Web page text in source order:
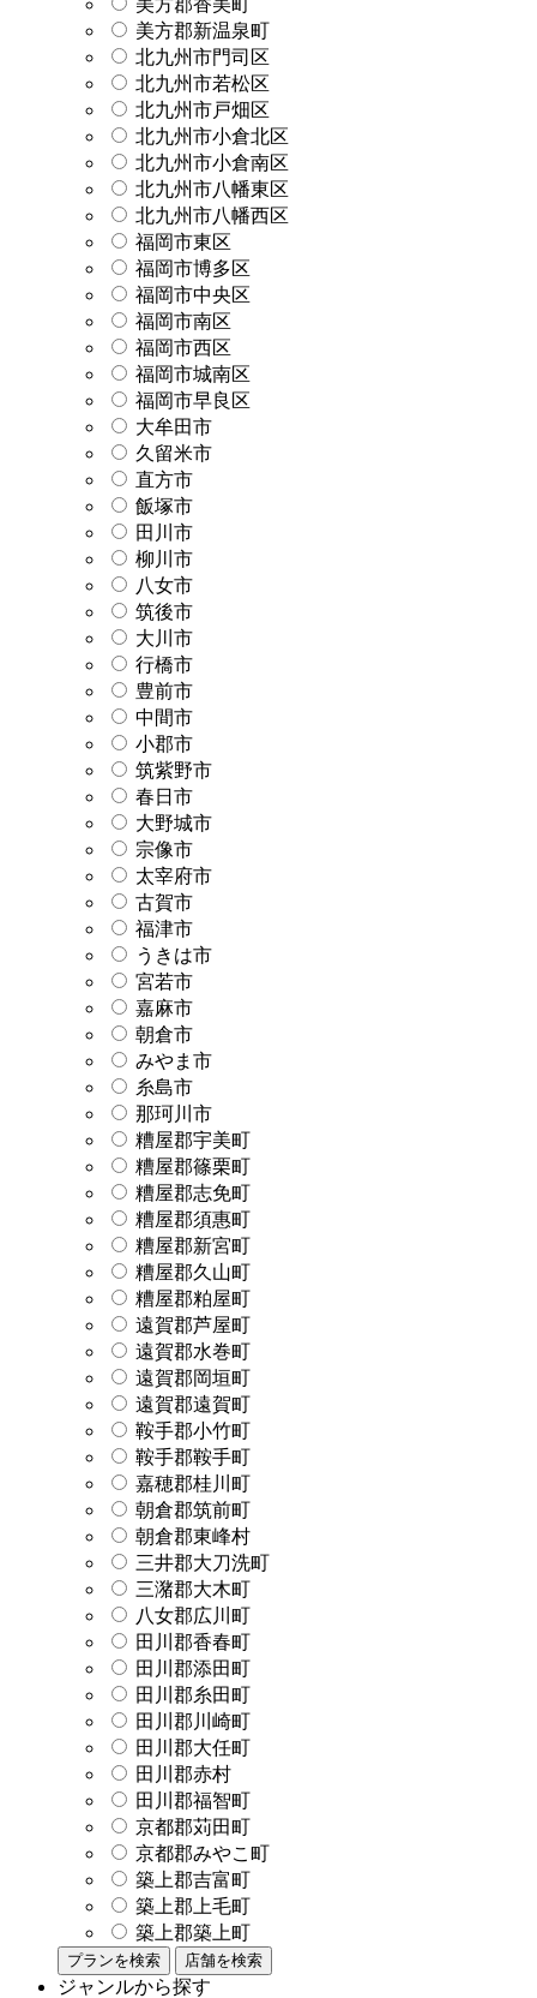
美方郡新温泉町
北九州市門司区
北九州市若松区
北九州市戸畑区
北九州市小倉北区
北九州市小倉南区
北九州市八幡東区
北九州市八幡西区
福岡市東区
福岡市博多区
福岡市中央区
福岡市南区
福岡市西区
福岡市城南区
福岡市早良区
大牟田市
久留米市
直方市
飯塚市
田川市
柳川市
八女市
筑後市
大川市
行橋市
豊前市
中間市
小郡市
筑紫野市
春日市
大野城市
宗像市
太宰府市
古賀市
福津市
うきは市
宮若市
嘉麻市
朝倉市
みやま市
糸島市
那珂川市
糟屋郡宇美町
糟屋郡篠栗町
糟屋郡志免町
糟屋郡須惠町
糟屋郡新宮町
糟屋郡久山町
糟屋郡粕屋町
遠賀郡芦屋町
遠賀郡水巻町
遠賀郡岡垣町
遠賀郡遠賀町
鞍手郡小竹町
鞍手郡鞍手町
嘉穂郡桂川町
朝倉郡筑前町
朝倉郡東峰村
三井郡大刀洗町
三潴郡大木町
八女郡広川町
田川郡香春町
田川郡添田町
田川郡糸田町
田川郡川崎町
田川郡大任町
田川郡赤村
田川郡福智町
京都郡苅田町
京都郡みやこ町
築上郡吉富町
築上郡上毛町
築上郡築上町
プランを検索 店舗を検索
ジャンルから探す